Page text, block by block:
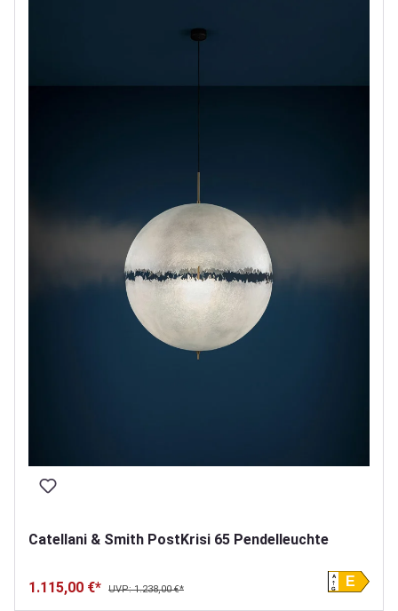
Catellani & Smith PostKrisi 65 Pendelleuchte
1.115,00 €* UVP: 1.238,00 €*
E
A
G